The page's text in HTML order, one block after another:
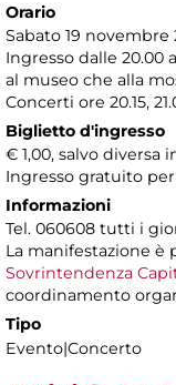
Orario
Sabato 19 novembre
Ingresso dalle 20.00
al museo che alla
Concerti ore 20.15,
Biglietto d'ingresso
€ 1,00, salvo diversa
Ingresso gratuito
Informazioni
Tel. 060608 tutti i
La manifestazione è
Sovrintendenza
coordinamento
Tipo
Evento|Concerto